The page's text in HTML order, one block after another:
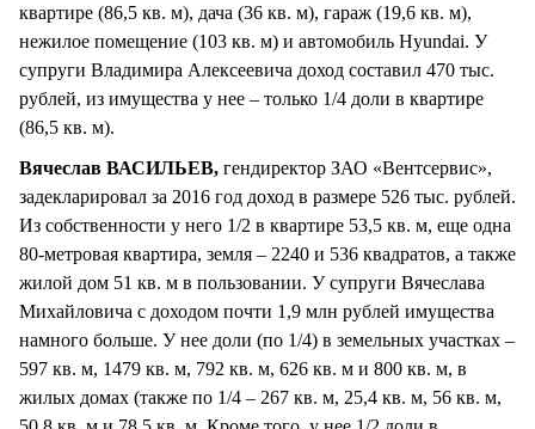
квартире (86,5 кв. м), дача (36 кв. м), гараж (19,6 кв. м),
нежилое помещение (103 кв. м) и автомобиль Hyundai. У
супруги Владимира Алексеевича доход составил 470 тыс.
рублей, из имущества у нее – только 1/4 доли в квартире
(86,5 кв. м).
Вячеслав ВАСИЛЬЕВ, гендиректор ЗАО «Вентсервис»,
задекларировал за 2016 год доход в размере 526 тыс. рублей.
Из собственности у него 1/2 в квартире 53,5 кв. м, еще одна
80-метровая квартира, земля – 2240 и 536 квадратов, а также
жилой дом 51 кв. м в пользовании. У супруги Вячеслава
Михайловича с доходом почти 1,9 млн рублей имущества
намного больше. У нее доли (по 1/4) в земельных участках –
597 кв. м, 1479 кв. м, 792 кв. м, 626 кв. м и 800 кв. м, в
жилых домах (также по 1/4 – 267 кв. м, 25,4 кв. м, 56 кв. м,